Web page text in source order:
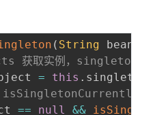
( String
获取实例，
= this .
== null &&